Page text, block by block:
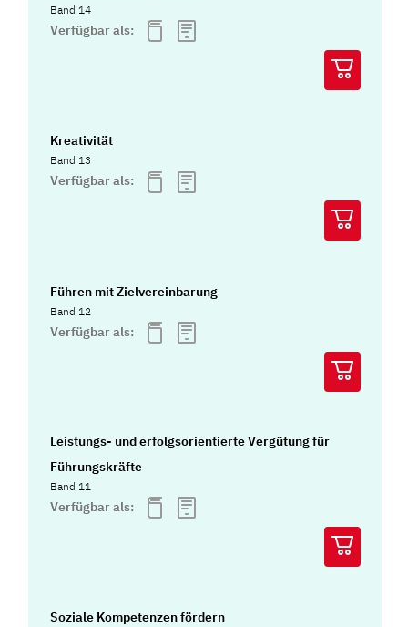
Band 14
Verfügbar als:
Kreativität
Band 13
Verfügbar als:
Führen mit Zielvereinbarung
Band 12
Verfügbar als:
Leistungs- und erfolgsorientierte Vergütung für
Führungskräfte
Band 11
Verfügbar als:
Soziale Kompetenzen fördern